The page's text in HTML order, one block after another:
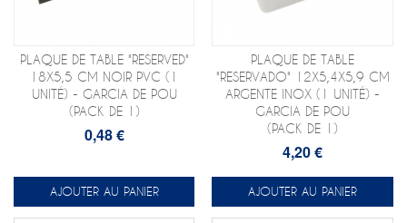
PLAQUE DE TABLE "RESERVED"
18X5,5 CM NOIR PVC (1
UNITÉ) - GARCIA DE POU
(PACK DE 1)
0,48 €
AJOUTER AU PANIER
PLAQUE DE TABLE
"RESERVADO" 12X5,4X5,9 CM
ARGENTE INOX (1 UNITÉ) -
GARCIA DE POU
(PACK DE 1)
4,20 €
AJOUTER AU PANIER